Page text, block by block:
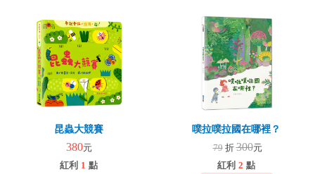
昆蟲大競賽
380元
紅利 1 點
噗拉噗拉國在哪裡？
79 折300元
紅利 2 點